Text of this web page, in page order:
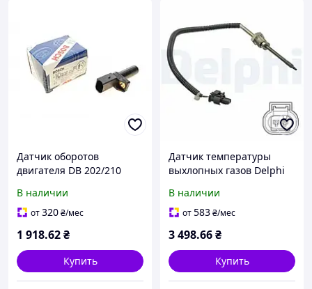
Датчик оборотов
двигателя DB 202/210
Mercedes C-Class, E-Class,
M-Class; Smart Fortwo
В наличии
от320₴/мес
1 918.62₴
Купить
Датчик температуры
выхлопных газов Delphi
CLS-Class, E-Class, C-Class;
Smart Fortwo 0009058900,
В наличии
от583₴/мес
3 498.66₴
Купить